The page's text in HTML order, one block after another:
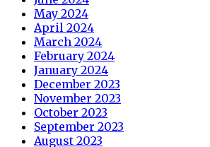
May 2024
April 2024
March 2024
February 2024
January 2024
December 2023
November 2023
October 2023
September 2023
August 2023